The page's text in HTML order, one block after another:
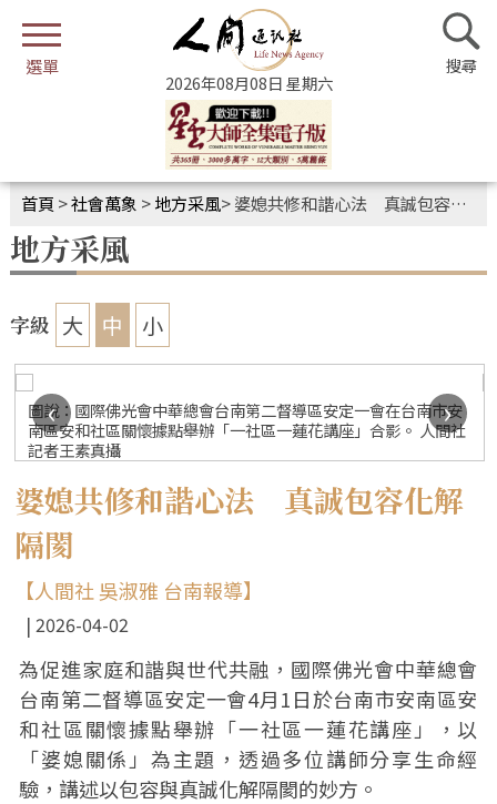
2026年08月08日 星期六
首頁 >社會萬象 >地方采風>婆媳共修和諧心法 真誠包容化解隔閡
地方采風
字級 大 中 小
圖說：國際佛光會中華總會台南第二督導區安定一會在台南市安
南區安和社區關懷據點舉辦「一社區一蓮花講座」合影。 人間社
記者王素真攝
‹ ›
婆媳共修和諧心法 真誠包容化解
隔閡
【人間社 吳淑雅 台南報導】
2026-04-02
為促進家庭和諧與世代共融，國際佛光會中華總會
台南第二督導區安定一會4月1日於台南市安南區安
和社區關懷據點舉辦「一社區一蓮花講座」，以
「婆媳關係」為主題，透過多位講師分享生命經
驗，講述以包容與真誠化解隔閡的妙方。